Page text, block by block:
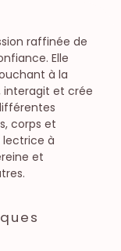
raffinée de
Elle
à la
et crée
corps et
lectrice à
et